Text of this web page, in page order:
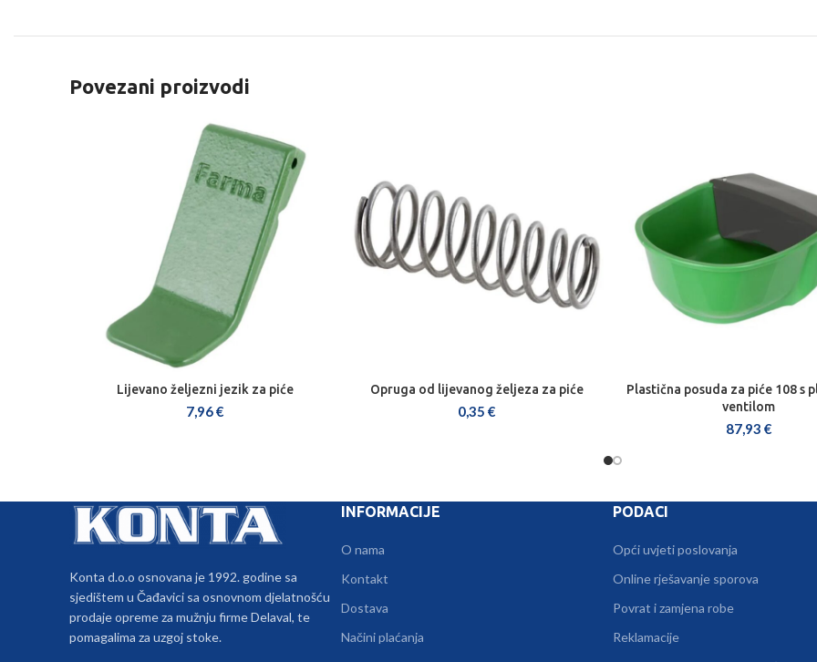
Povezani proizvodi
DODAJ U KOŠARICU
Lijevano željezni jezik za piće
7,96€
DODAJ U KOŠARICU
Opruga od lijevanog željeza za piće
0,35 €
DODAJ U KOŠARICU
Plastična posuda za piće 108 s
ventilom
87,93 €
Konta d.o.o osnovana je 1992. godine sa
sjedištem u Čađavici sa osnovnom djelatnošću
prodaje opreme za mužnju firme Delaval, te
pomagalima za uzgoj stoke.
INFORMACIJE
O nama
Kontakt
Dostava
Načini plaćanja
PODACI
Opći uvjeti poslovanja
Online rješavanje sporova
Povrat i zamjena robe
Reklamacije